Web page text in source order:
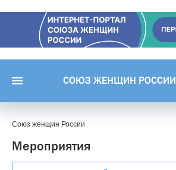
СОЮЗ ЖЕНЩИН РОССИИ
Союз женщин России
Мероприятия